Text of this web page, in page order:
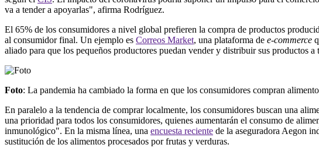
va a tender a apoyarlas", afirma Rodríguez.
El 65% de los consumidores a nivel global prefieren la compra de productos
al consumidor final. Un ejemplo es Correos Market, una plataforma de e-commerce
aliado para que los pequeños productores puedan vender y distribuir sus productos
Foto: La pandemia ha cambiado la forma en que los consumidores compran
En paralelo a la tendencia de comprar localmente, los consumidores buscan una
una prioridad para todos los consumidores, quienes aumentarán el consumo de
inmunológico". En la misma línea, una encuesta reciente de la aseguradora Aegon
sustitución de los alimentos procesados por frutas y verduras.